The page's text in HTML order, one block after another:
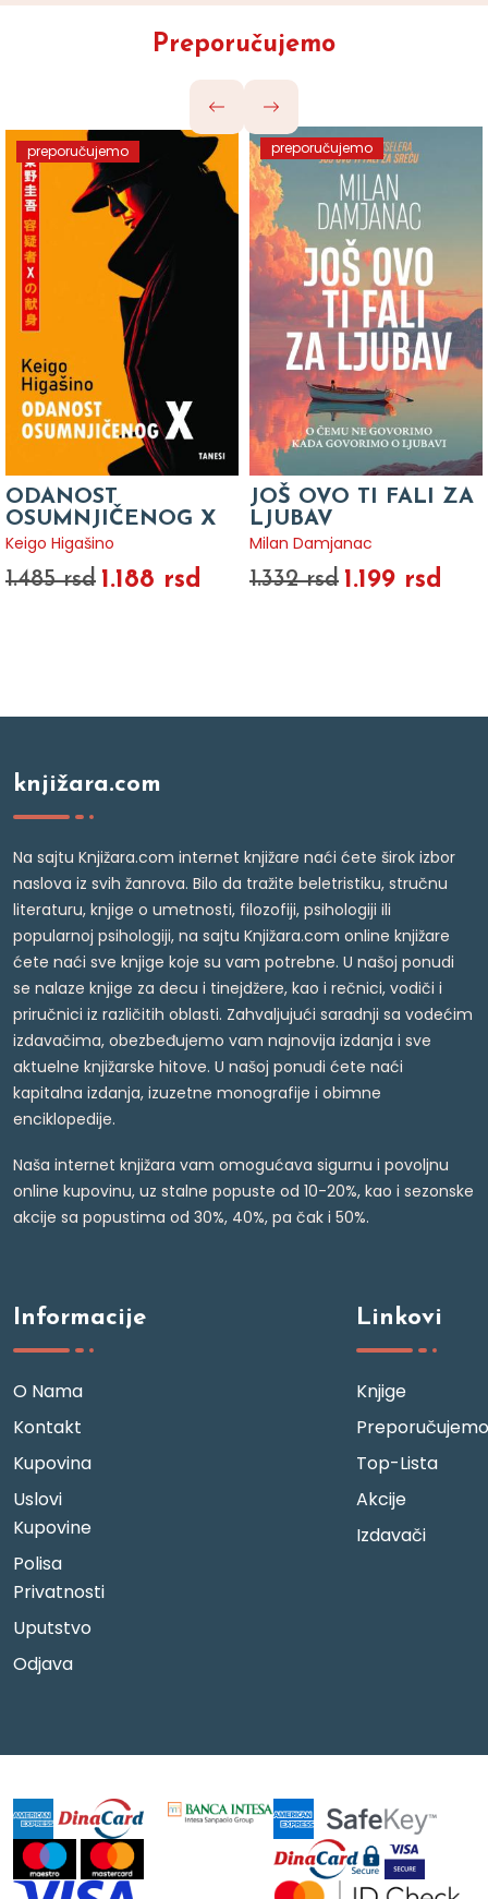
Preporučujemo
preporučujemo
ODANOST
OSUMNJIČENOG X
Keigo Higašino
1.485 rsd 1.188 rsd
preporučujemo
JOŠ OVO TI FALI ZA
LJUBAV
Milan Damjanac
1.332 rsd 1.199 rsd
knjižara.com
Na sajtu Knjižara.com internet knjižare naći ćete širok izbor
naslova iz svih žanrova. Bilo da tražite beletristiku, stručnu
literaturu, knjige o umetnosti, filozofiji, psihologiji ili
popularnoj psihologiji, na sajtu Knjižara.com online knjižare
ćete naći sve knjige koje su vam potrebne. U našoj ponudi
se nalaze knjige za decu i tinejdžere, kao i rečnici, vodiči i
priručnici iz različitih oblasti. Zahvaljujući saradnji sa vodećim
izdavačima, obezbeđujemo vam najnovija izdanja i sve
aktuelne knjižarske hitove. U našoj ponudi ćete naći
kapitalna izdanja, izuzetne monografije i obimne
enciklopedije.
Naša internet knjižara vam omogućava sigurnu i povoljnu
online kupovinu, uz stalne popuste od 10-20%, kao i sezonske
akcije sa popustima od 30%, 40%, pa čak i 50%.
Informacije
O Nama
Kontakt
Kupovina
Uslovi
Kupovine
Polisa
Privatnosti
Uputstvo
Odjava
Linkovi
Knjige
Preporučujemo
Top-Lista
Akcije
Izdavači